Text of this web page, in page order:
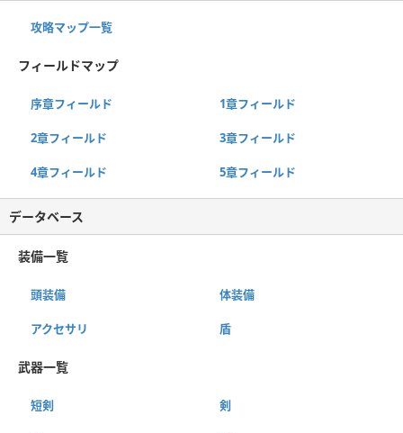
攻略マップ一覧
フィールドマップ
序章フィールド 1章フィールド
2章フィールド 3章フィールド
4章フィールド 5章フィールド
データベース
装備一覧
頭装備 体装備
アクセサリ 盾
武器一覧
短剣 剣